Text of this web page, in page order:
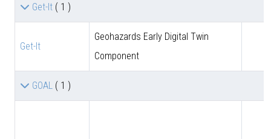
Get-It ( 1 )
Get-It
Geohazards Early Digital Twin
Component
GOAL ( 1 )